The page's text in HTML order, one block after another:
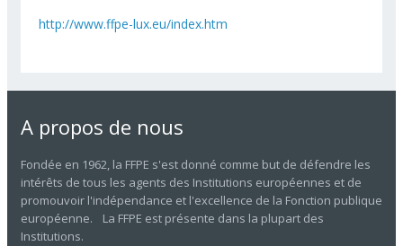
http://www.ffpe-lux.eu/index.htm
A propos de nous
Fondée en 1962, la FFPE s'est donné comme but de défendre les
intérêts de tous les agents des Institutions européennes et de
promouvoir l'indépendance et l'excellence de la Fonction publique
européenne. La FFPE est présente dans la plupart des
Institutions.